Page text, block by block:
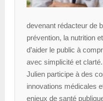
devenant rédacteur de
prévention, la nutrition
d’aider le public à
avec simplicité et
Julien participe à des
innovations médicales
enjeux de santé